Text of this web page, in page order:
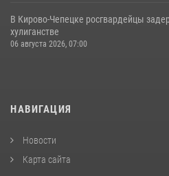
В Кирово-Чепецке росгвардейцы
хулиганстве
06 августа 2026, 07:00
НАВИГАЦИЯ
Новости
Карта сайта